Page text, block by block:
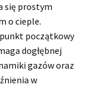
się prostym
o cieple.
początkowy
dogłębnej
gazów oraz
w